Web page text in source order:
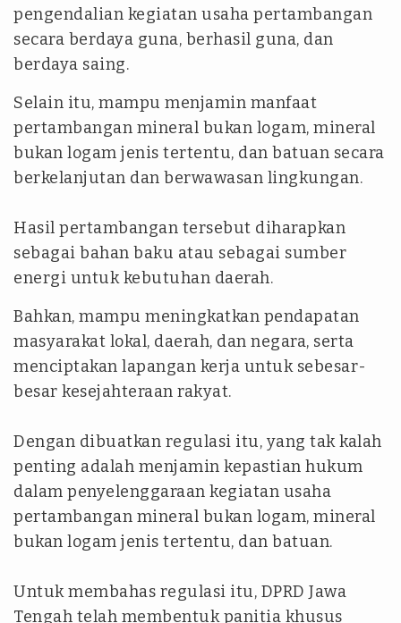
pengendalian kegiatan usaha pertambangan
secara berdaya guna, berhasil guna, dan
berdaya saing.
Selain itu, mampu menjamin manfaat
pertambangan mineral bukan logam, mineral
bukan logam jenis tertentu, dan batuan secara
berkelanjutan dan berwawasan lingkungan.
Hasil pertambangan tersebut diharapkan
sebagai bahan baku atau sebagai sumber
energi untuk kebutuhan daerah.
Bahkan, mampu meningkatkan pendapatan
masyarakat lokal, daerah, dan negara, serta
menciptakan lapangan kerja untuk sebesar-
besar kesejahteraan rakyat.
Dengan dibuatkan regulasi itu, yang tak kalah
penting adalah menjamin kepastian hukum
dalam penyelenggaraan kegiatan usaha
pertambangan mineral bukan logam, mineral
bukan logam jenis tertentu, dan batuan.
Untuk membahas regulasi itu, DPRD Jawa
Tengah telah membentuk panitia khusus